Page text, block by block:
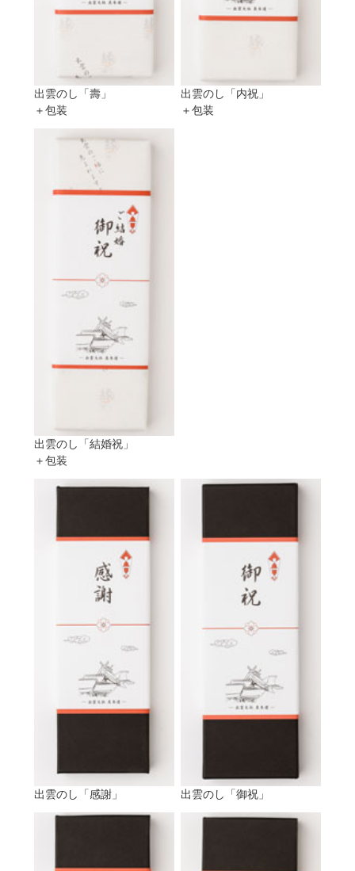
出雲のし「壽」
＋包装
出雲のし「内祝」
＋包装
出雲のし「結婚祝」
＋包装
出雲のし「感謝」 出雲のし「御祝」